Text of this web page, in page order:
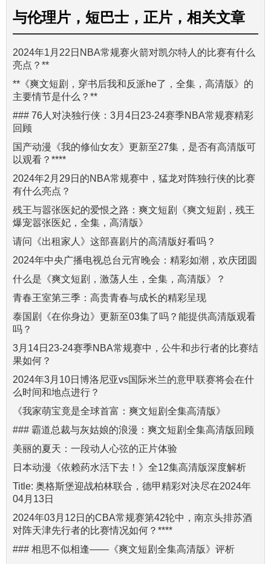
与伦理片，短巴士，正片， 相关文章
2024年1月22日NBA常规赛火箭对凯尔特人的比赛有什么
亮点？**
**《爽文短剧，穿书后我和反派he了，全集，高清版》的
主要情节是什么？**
### 76人对决独行侠：3月4日23-24赛季NBA常规赛精彩
回顾
国产动漫《我的修仙女友》更新至27集，是否有高清版可
以观看？****
2024年2月29日的NBA常规赛中，猛龙对阵独行侠的比赛
有什么亮点？
残王与嚣张医妃的爱恨之路：爽文短剧《爽文短剧，残王
爆宠嚣张医妃，全集，高清版》
请问《出租家人》这部喜剧片的高清版好看吗？
2024年中央广播电视总台元宵晚会：精彩如潮，欢庆团圆
什么是《爽文短剧，激荡人生，全集，高清版》？
青春王室第三季：高贵青春与成长的精彩呈现
泰国剧《在你身边》更新至03集了吗？能提供高清版观看
吗？
3月14日23-24赛季NBA常规赛中，公牛和步行者的比赛结
果如何？
2024年3月10日博洛尼亚vs国际米兰的意甲联赛将会在什
么时间和地点进行？
《我家萌宝竟是全球首富：爽文短剧全集高清版》
### 霸道总裁与灰姑娘的浪漫：爽文短剧全集高清版回顾
美丽的夏天：一段动人心弦的正片体验
日本动漫《依赖药水活下去！》全12集高清版深度解析
Title: 奥格斯堡迎战柏林联合，德甲精彩对决尽在2024年
04月13日
2024年03月12日的CBA常规赛第42轮中，南京头排苏酒
对阵天津先行者的比赛情况如何？****
### 相思不似相逢——《爽文短剧全集高清版》评析